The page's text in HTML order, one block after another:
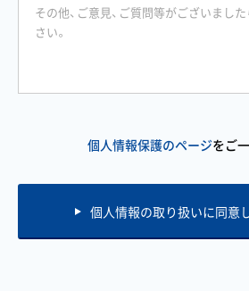
個人情報保護のページをご